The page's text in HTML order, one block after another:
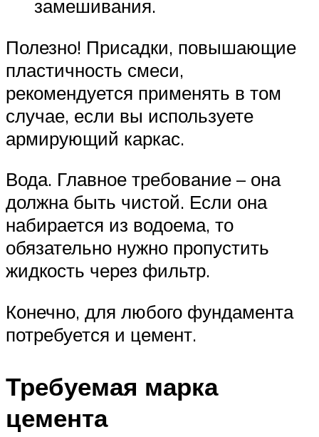
замешивания.
Полезно! Присадки, повышающие
пластичность смеси,
рекомендуется применять в том
случае, если вы используете
армирующий каркас.
Вода. Главное требование – она
должна быть чистой. Если она
набирается из водоема, то
обязательно нужно пропустить
жидкость через фильтр.
Конечно, для любого фундамента
потребуется и цемент.
Требуемая марка
цемента